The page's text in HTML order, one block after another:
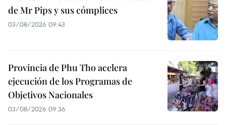
de Mr Pips y sus cómplices
03/08/2026 09:43
Provincia de Phu Tho acelera
ejecución de los Programas de
Objetivos Nacionales
03/08/2026 09:36